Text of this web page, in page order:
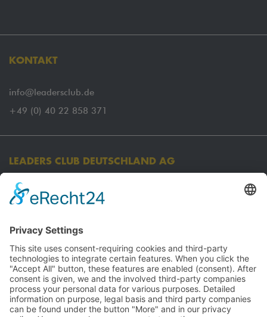
KONTAKT
info@leadersclub.de
+49 (0) 40 22 858 371
LEADERS CLUB DEUTSCHLAND AG
Koordinationsbüro:
Oberer Pustenberg 24
Firmensitz:
Am Sandtorkai 29
20457 Hamburg